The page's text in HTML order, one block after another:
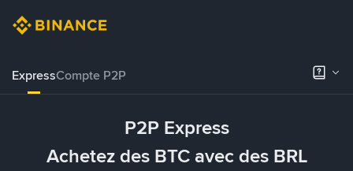
ExpressCompte P2P
P2P Express
Achetez des BTC avec des BRL